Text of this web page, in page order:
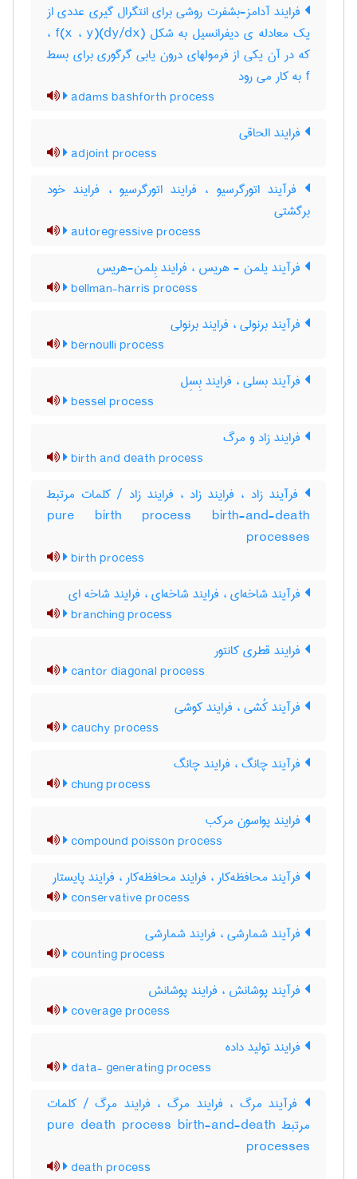
فرایند آدامز-بشفرت روشی برای انتگرال گیری عددی از
یک معادله ی دیفرانسیل به شکل (dy/dx)f(x ، y) ،
که در آن یکی از فرمولهای درون یابی گرگوری برای بسط
f به کار می رود
adams bashforth process
فرایند الحاقی
adjoint process
فرآیند اتورگرسیو ، فرایند اتورگرسیو ، فرایند خود
برگشتی
autoregressive process
فرآیند یلمن - هریس ، فرایند بِلمن-هریس
bellman-harris process
فرآیند برنولی ، فرایند برنولی
bernoulli process
فرآیند بسلی ، فرایند بِسِل
bessel process
فرایند زاد و مرگ
birth and death process
فرآیند زاد ، فرایند زاد ، فرایند زاد / کلمات مرتبط
pure birth process birth-and-death
processes
birth process
فرآیند شاخه‌ای ، فرایند شاخه‌ای ، فرایند شاخه ای
branching process
فرایند قطری کانتور
cantor diagonal process
فرآیند کُشی ، فرایند کوشی
cauchy process
فرآیند چانگ ، فرایند چانگ
chung process
فرایند پواسون مرکب
compound poisson process
فرآیند محافظه‌کار ، فرایند محافظه‌کار ، فرایند پایستار
conservative process
فرآیند شمارشی ، فرایند شمارشی
counting process
فرآیند پوشانش ، فرایند پوشانش
coverage process
فرایند تولید داده
data- generating process
فرآیند مرگ ، فرایند مرگ ، فرایند مرگ / کلمات
مرتبط pure death process birth-and-death
processes
death process